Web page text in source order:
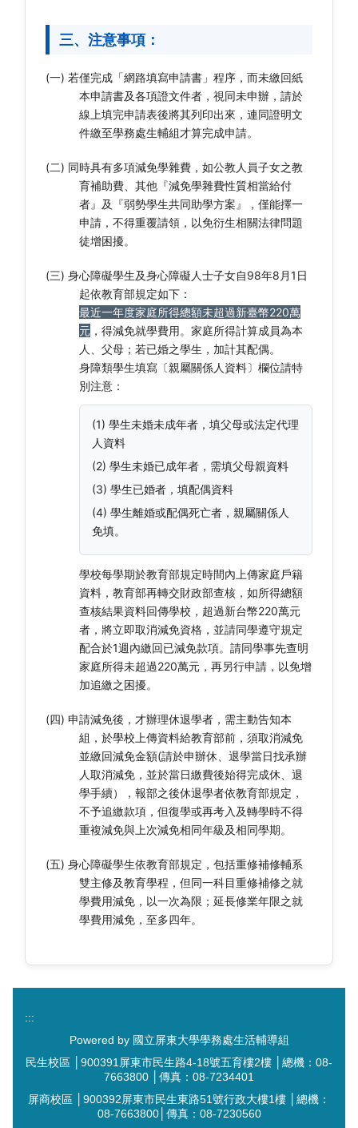
三、注意事項：
(一) 若僅完成「網路填寫申請書」程序，而未繳回紙
本申請書及各項證文件者，視同未申辦，請於
線上填完申請表後將其列印出來，連同證明文
件繳至學務處生輔組才算完成申請。
(二) 同時具有多項減免學雜費，如公教人員子女之教
育補助費、其他『減免學雜費性質相當給付
者』及『弱勢學生共同助學方案』，僅能擇一
申請，不得重覆請領，以免衍生相關法律問題
徒增困擾。
(三) 身心障礙學生及身心障礙人士子女自98年8月1日
起依教育部規定如下：
最近一年度家庭所得總額未超過新臺幣220萬
元 ，得減免就學費用。家庭所得計算成員為本
人、父母；若已婚之學生，加計其配偶。
身障類學生填寫〔親屬關係人資料〕欄位請特
別注意：
(1) 學生未婚未成年者，填父母或法定代理
人資料
(2) 學生未婚已成年者，需填父母親資料
(3) 學生已婚者，填配偶資料
(4) 學生離婚或配偶死亡者，親屬關係人
免填。
學校每學期於教育部規定時間內上傳家庭戶籍
資料，教育部再轉交財政部查核，如所得總額
查核結果資料回傳學校，超過新台幣220萬元
者，將立即取消減免資格，並請同學遵守規定
配合於1週內繳回已減免款項。請同學事先查明
家庭所得未超過220萬元，再另行申請，以免增
加追繳之困擾。
(四) 申請減免後，才辦理休退學者，需主動告知本
組，於學校上傳資料給教育部前，須取消減免
並繳回減免金額(請於申辦休、退學當日找承辦
人取消減免，並於當日繳費後始得完成休、退
學手續），報部之後休退學者依教育部規定，
不予追繳款項，但復學或再考入及轉學時不得
重複減免與上次減免相同年級及相同學期。
(五) 身心障礙學生依教育部規定，包括重修補修輔系
雙主修及教育學程，但同一科目重修補修之就
學費用減免，以一次為限；延長修業年限之就
學費用減免，至多四年。
:::
Powered by 國立屏東大學學務處生活輔導組
民生校區 │900391屏東市民生路4-18號五育樓2樓 │總機：08-
7663800 │傳真：08-7234401
屏商校區 │900392屏東市民生東路51號行政大樓1樓 │總機：
08-7663800│傳真：08-7230560